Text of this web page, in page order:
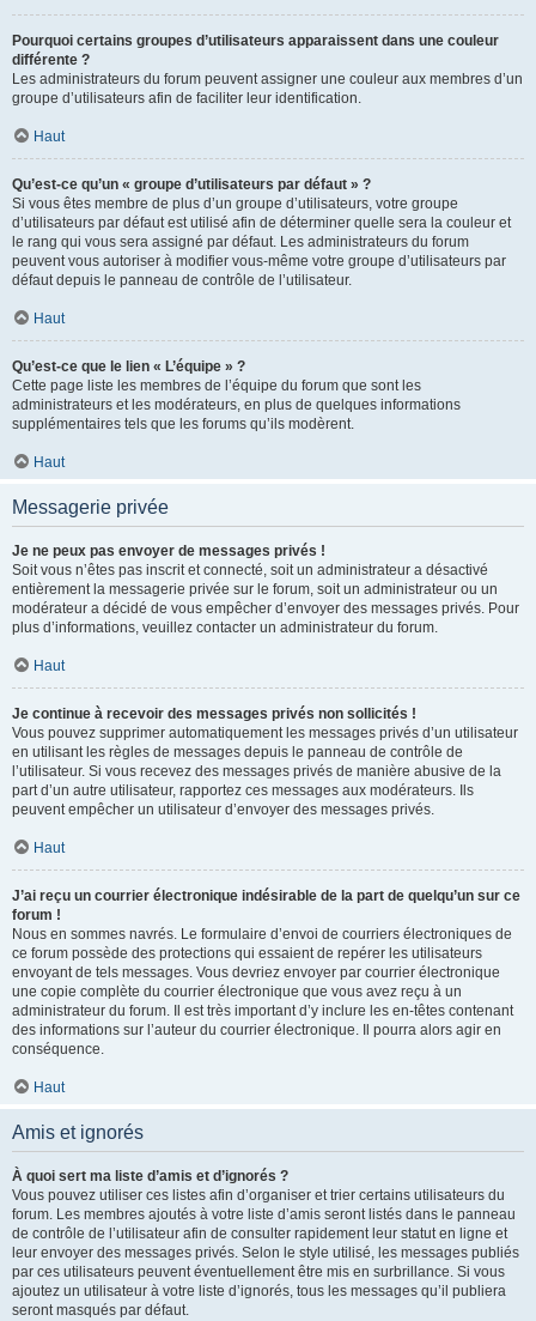
Pourquoi certains groupes d’utilisateurs apparaissent dans une couleur
différente ?
Les administrateurs du forum peuvent assigner une couleur aux membres d’un
groupe d’utilisateurs afin de faciliter leur identification.
Haut
Qu’est-ce qu’un « groupe d’utilisateurs par défaut » ?
Si vous êtes membre de plus d’un groupe d’utilisateurs, votre groupe
d’utilisateurs par défaut est utilisé afin de déterminer quelle sera la couleur et
le rang qui vous sera assigné par défaut. Les administrateurs du forum
peuvent vous autoriser à modifier vous-même votre groupe d’utilisateurs par
défaut depuis le panneau de contrôle de l’utilisateur.
Haut
Qu’est-ce que le lien « L’équipe » ?
Cette page liste les membres de l’équipe du forum que sont les
administrateurs et les modérateurs, en plus de quelques informations
supplémentaires tels que les forums qu’ils modèrent.
Haut
Messagerie privée
Je ne peux pas envoyer de messages privés !
Soit vous n’êtes pas inscrit et connecté, soit un administrateur a désactivé
entièrement la messagerie privée sur le forum, soit un administrateur ou un
modérateur a décidé de vous empêcher d’envoyer des messages privés. Pour
plus d’informations, veuillez contacter un administrateur du forum.
Haut
Je continue à recevoir des messages privés non sollicités !
Vous pouvez supprimer automatiquement les messages privés d’un utilisateur
en utilisant les règles de messages depuis le panneau de contrôle de
l’utilisateur. Si vous recevez des messages privés de manière abusive de la
part d’un autre utilisateur, rapportez ces messages aux modérateurs. Ils
peuvent empêcher un utilisateur d’envoyer des messages privés.
Haut
J’ai reçu un courrier électronique indésirable de la part de quelqu’un sur ce
forum !
Nous en sommes navrés. Le formulaire d’envoi de courriers électroniques de
ce forum possède des protections qui essaient de repérer les utilisateurs
envoyant de tels messages. Vous devriez envoyer par courrier électronique
une copie complète du courrier électronique que vous avez reçu à un
administrateur du forum. Il est très important d’y inclure les en-têtes contenant
des informations sur l’auteur du courrier électronique. Il pourra alors agir en
conséquence.
Haut
Amis et ignorés
À quoi sert ma liste d’amis et d’ignorés ?
Vous pouvez utiliser ces listes afin d’organiser et trier certains utilisateurs du
forum. Les membres ajoutés à votre liste d’amis seront listés dans le panneau
de contrôle de l’utilisateur afin de consulter rapidement leur statut en ligne et
leur envoyer des messages privés. Selon le style utilisé, les messages publiés
par ces utilisateurs peuvent éventuellement être mis en surbrillance. Si vous
ajoutez un utilisateur à votre liste d’ignorés, tous les messages qu’il publiera
seront masqués par défaut.